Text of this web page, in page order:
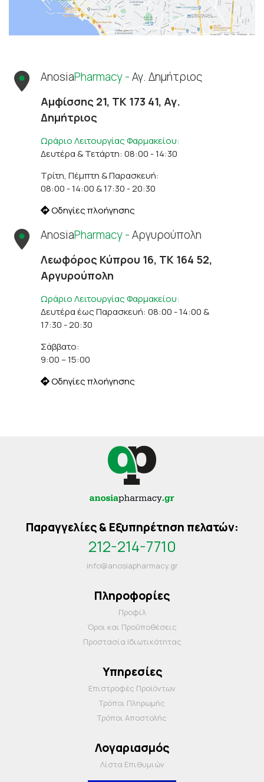
AnosiaPharmacy -Αγ. Δημήτριος
Αμφίσσης 21, ΤΚ 173 41, Αγ.
Δημήτριος
Ωράριο Λειτουργίας Φαρμακείου:
Δευτέρα & Τετάρτη: 08:00 - 14:30
Τρίτη, Πέμπτη & Παρασκευή:
08:00 - 14:00 & 17:30 - 20:30
Οδηγίες πλοήγησης
AnosiaPharmacy -Αργυρούπολη
Λεωφόρος Κύπρου 16, ΤΚ 164 52,
Αργυρούπολη
Ωράριο Λειτουργίας Φαρμακείου:
Δευτέρα έως Παρασκευή: 08:00 - 14:00 &
17:30 - 20:30
Σάββατο:
9:00 – 15:00
Οδηγίες πλοήγησης
Παραγγελίες & Εξυπηρέτηση πελατών:
212-214-7710
info@anosiapharmacy.gr
Πληροφορίες
Προφίλ
Όροι και Προΰποθέσεις
Προστασία Ιδιωτικότητας
Υπηρεσίες
Επιστροφές Προϊόντων
Τρόποι Πληρωμής
Τρόποι Αποστολής
Λογαριασμός
Λίστα Επιθυμιών